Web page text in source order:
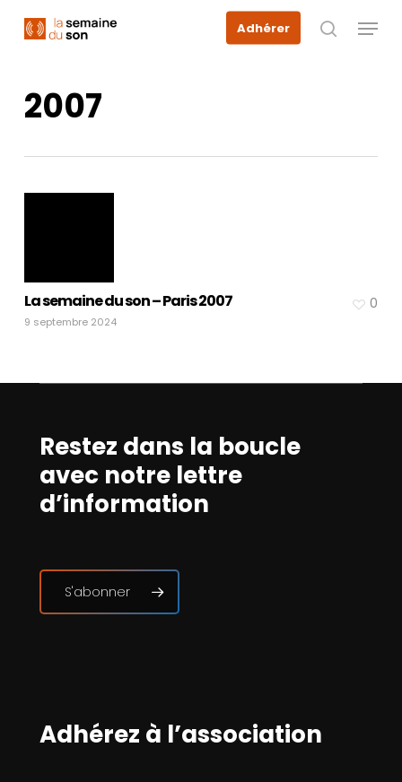
Adhérer
recherche
Menu
2007
La semaine du son – Paris 2007
9 septembre 2024
0
Restez dans la boucle
avec notre lettre
d’information
S'abonner
Adhérez à l’association